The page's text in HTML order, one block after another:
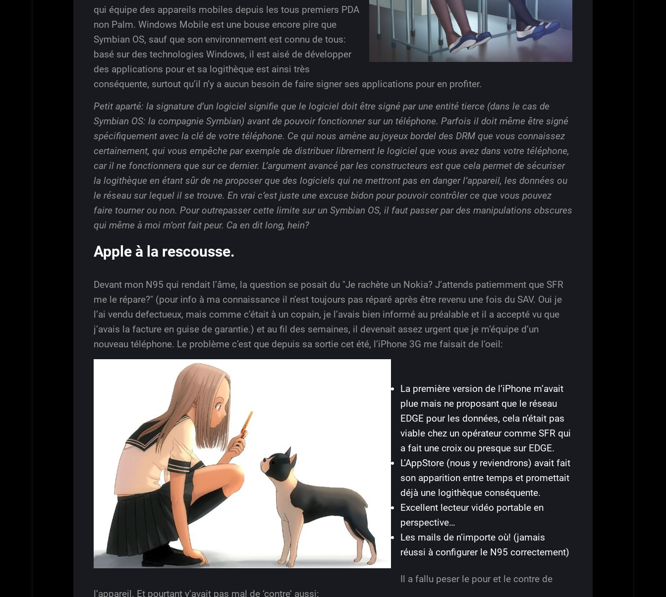
qui équipe des appareils mobiles depuis les tous premiers PDA
non Palm. Windows Mobile est une bouse encore pire que
Symbian OS, sauf que son environnement est connu de tous:
basé sur des technologies Windows, il est aisé de développer
des applications pour et sa logithèque est ainsi très
conséquente, surtout qu’il n’y a aucun besoin de faire signer ses applications pour en profiter.
Petit aparté: la signature d’un logiciel signifie que le logiciel doit être signé par une entité tierce (dans le cas de
Symbian OS: la compagnie Symbian) avant de pouvoir fonctionner sur un téléphone. Parfois il doit même être signé
spécifiquement avec la clé de votre téléphone. Ce qui nous amène au joyeux bordel des DRM que vous connaissez
certainement, qui vous empêche par exemple de distribuer librement le logiciel que vous avez dans votre téléphone,
car il ne fonctionnera que sur ce dernier. L’argument avancé par les constructeurs est que cela permet de sécuriser
la logithèque en étant sûr de ne proposer que des logiciels qui ne mettront pas en danger l’appareil, les données ou
le réseau sur lequel il se trouve. En vrai c’est juste une excuse bidon pour pouvoir contrôler ce que vous pouvez
faire tourner ou non. Pour outrepasser cette limite sur un Symbian OS, il faut passer par des manipulations obscures
qui même à moi m’ont fait peur. Ca en dit long, hein?
Apple à la rescousse.
Devant mon N95 qui rendait l’âme, la question se posait du "Je rachète un Nokia? J’attends patiemment que SFR
me le répare?" (pour info à ma connaissance il n’est toujours pas réparé après être revenu une fois du SAV. Oui je
l’ai vendu defectueux, mais comme c’était à un copain, je l’avais bien informé au préalable et il a accepté vu que
j’avais la facture en guise de garantie.) et au fil des semaines, il devenait assez urgent que je m’équipe d’un
nouveau téléphone. Le problème c’est que depuis sa sortie cet été, l’iPhone 3G me faisait de l’oeil:
La première version de l’iPhone m’avait
plue mais ne proposant que le réseau
EDGE pour les données, cela n’était pas
viable chez un opérateur comme SFR qui
a fait une croix ou presque sur EDGE.
L’AppStore (nous y reviendrons) avait fait
son apparition entre temps et promettait
déjà une logithèque conséquente.
Excellent lecteur vidéo portable en
perspective…
Les mails de n’importe où! (jamais
réussi à configurer le N95 correctement)
Il a fallu peser le pour et le contre de
l’appareil. Et pourtant y’avait pas mal de ‘contre’ aussi: